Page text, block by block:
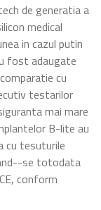
de generatia a
medical
in cazul putin
fost adaugate
cu
testarilor
mai mare
B-lite au
cu tesuturile
se totodata
conform